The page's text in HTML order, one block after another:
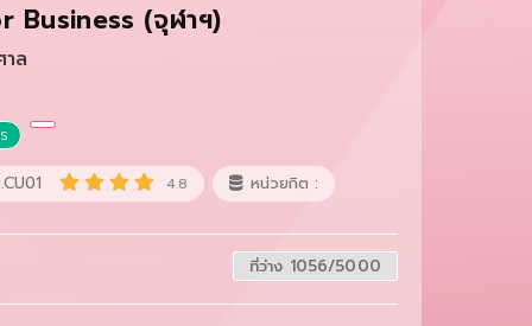
Business (จุฬาฯ)
ล
4.8 หน่วยกิต :
ที่ว่าง 1056/5000